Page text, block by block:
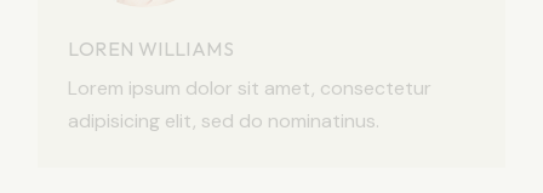
LOREN WILLIAMS
Lorem ipsum dolor sit amet, consectetur
adipisicing elit, sed do nominatinus.